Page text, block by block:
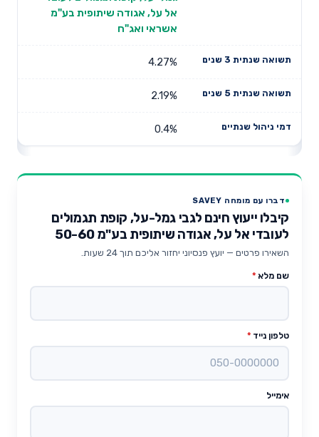
אל על, אגודה שיתופית בע"מ
אשראי ואג"ח
4.27%
2.19%
0.4%
דברו עם מומחה SAVEY
קיבלו ייעוץ חינם לגבי גמל-על, קופת תגמולים
לעובדי אל על, אגודה שיתופית בע"מ 50-60
השאירו פרטים — יועץ פנסיוני יחזור אליכם תוך 24 שעות.
שם מלא *
טלפון נייד *
אימייל